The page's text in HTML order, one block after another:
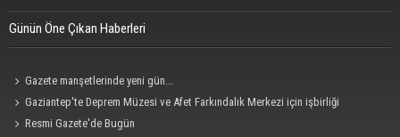
Günün Öne Çıkan Haberleri
Gazete manşetlerinde yeni gün...
Gaziantep'te Deprem Müzesi ve Afet Farkındalık Merkezi için işbirliği
protokolü imzalandı
Resmi Gazete'de Bugün